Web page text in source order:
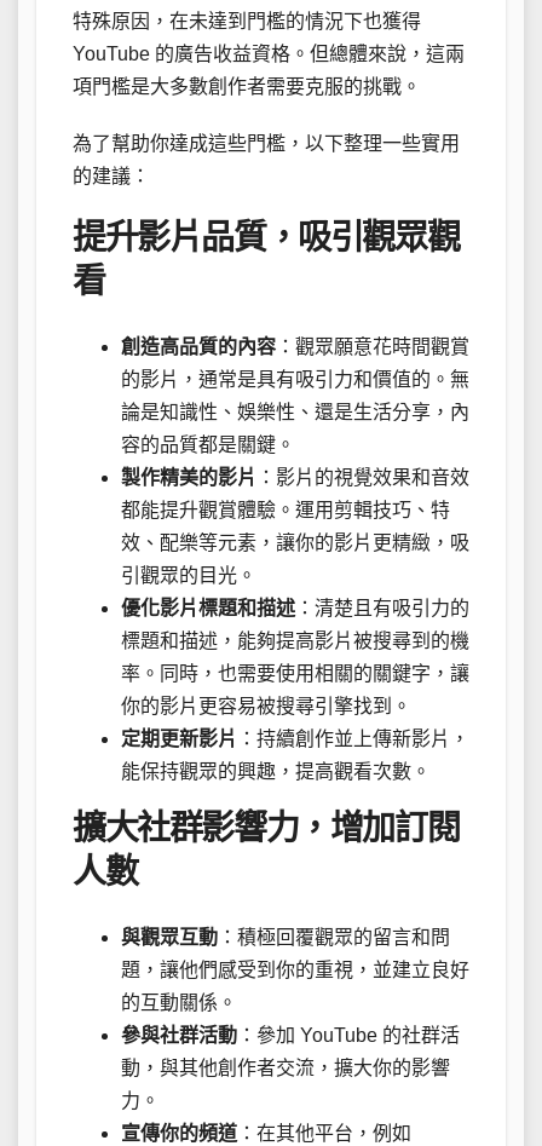
特殊原因，在未達到門檻的情況下也獲得
YouTube 的廣告收益資格。但總體來說，這兩
項門檻是大多數創作者需要克服的挑戰。
為了幫助你達成這些門檻，以下整理一些實用
的建議：
提升影片品質，吸引觀眾觀
看
創造高品質的內容 ：觀眾願意花時間觀賞
的影片，通常是具有吸引力和價值的。無
論是知識性、娛樂性、還是生活分享，內
容的品質都是關鍵。
製作精美的影片 ：影片的視覺效果和音效
都能提升觀賞體驗。運用剪輯技巧、特
效、配樂等元素，讓你的影片更精緻，吸
引觀眾的目光。
優化影片標題和描述 ：清楚且有吸引力的
標題和描述，能夠提高影片被搜尋到的機
率。同時，也需要使用相關的關鍵字，讓
你的影片更容易被搜尋引擎找到。
定期更新影片 ：持續創作並上傳新影片，
能保持觀眾的興趣，提高觀看次數。
擴大社群影響力，增加訂閱
人數
與觀眾互動 ：積極回覆觀眾的留言和問
題，讓他們感受到你的重視，並建立良好
的互動關係。
參與社群活動 ：參加 YouTube 的社群活
動，與其他創作者交流，擴大你的影響
力。
宣傳你的頻道 ：在其他平台，例如